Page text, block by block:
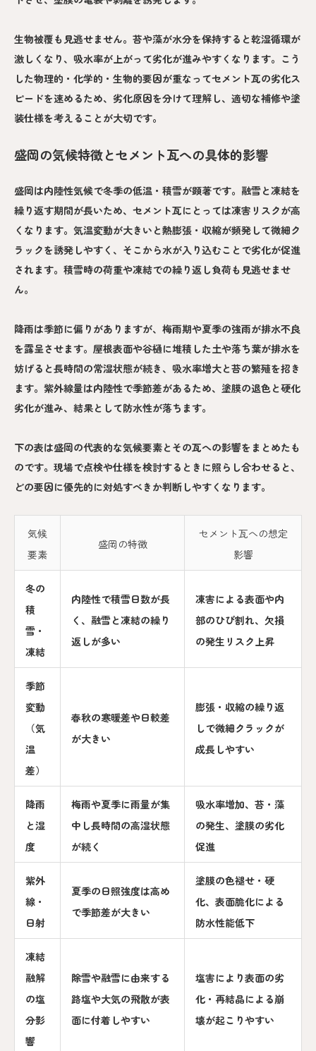
生物被覆も見逃せません。苔や藻が水分を保持すると乾湿循環が
激しくなり、吸水率が上がって劣化が進みやすくなります。こう
した物理的・化学的・生物的要因が重なってセメント瓦の劣化ス
ピードを速めるため、劣化原因を分けて理解し、適切な補修や塗
装仕様を考えることが大切です。
盛岡の気候特徴とセメント瓦への具体的影響
盛岡は内陸性気候で冬季の低温・積雪が顕著です。融雪と凍結を
繰り返す期間が長いため、セメント瓦にとっては凍害リスクが高
くなります。気温変動が大きいと熱膨張・収縮が頻発して微細ク
ラックを誘発しやすく、そこから水が入り込むことで劣化が促進
されます。積雪時の荷重や凍結での繰り返し負荷も見逃せませ
ん。
降雨は季節に偏りがありますが、梅雨期や夏季の強雨が排水不良
を露呈させます。屋根表面や谷樋に堆積した土や落ち葉が排水を
妨げると長時間の常湿状態が続き、吸水率増大と苔の繁殖を招き
ます。紫外線量は内陸性で季節差があるため、塗膜の退色と硬化
劣化が進み、結果として防水性が落ちます。
下の表は盛岡の代表的な気候要素とその瓦への影響をまとめたも
のです。現場で点検や仕様を検討するときに照らし合わせると、
どの要因に優先的に対処すべきか判断しやすくなります。
気候
要素
盛岡の特徴
セメント瓦への想定
影響
冬の
積
雪・
凍結
内陸性で積雪日数が長
く、融雪と凍結の繰り
返しが多い
凍害による表面や内
部のひび割れ、欠損
の発生リスク上昇
季節
変動
（気
温
差）
春秋の寒暖差や日較差
が大きい
膨張・収縮の繰り返
しで微細クラックが
成長しやすい
降雨
と湿
度
梅雨や夏季に雨量が集
中し長時間の高湿状態
が続く
吸水率増加、苔・藻
の発生、塗膜の劣化
促進
紫外
線・
日射
夏季の日照強度は高め
で季節差が大きい
塗膜の色褪せ・硬
化、表面脆化による
防水性能低下
凍結
融解
の塩
分影
響
除雪や融雪に由来する
路塩や大気の飛散が表
面に付着しやすい
塩害により表面の劣
化・再結晶による崩
壊が起こりやすい